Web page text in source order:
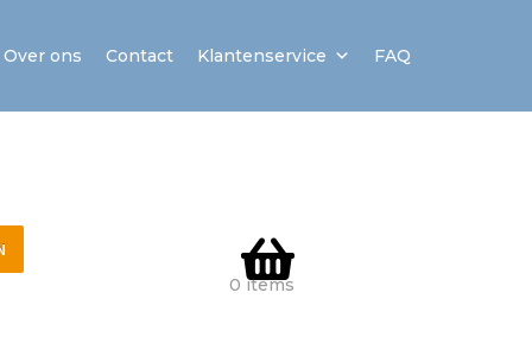
Over ons Contact Klantenservice FAQ
0 items